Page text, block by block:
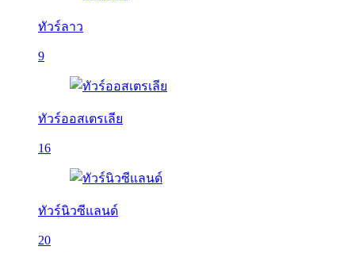
ทัวร์ลาว
9
ทัวร์ออสเตรเลีย
16
ทัวร์นิวซีแลนด์
20